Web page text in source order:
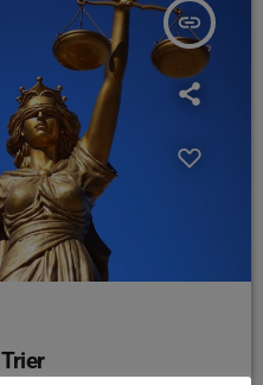
insert_link